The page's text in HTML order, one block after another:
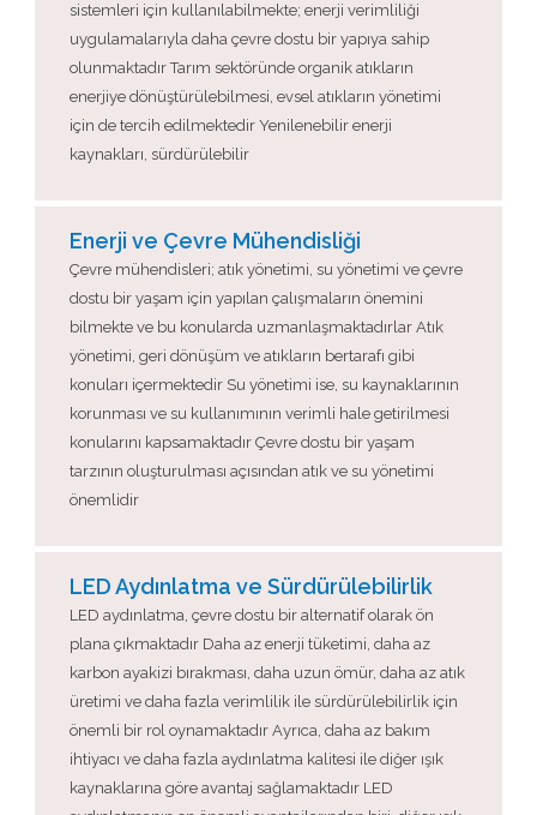
sistemleri için kullanılabilmekte; enerji verimliliği
uygulamalarıyla daha çevre dostu bir yapıya sahip
olunmaktadır Tarım sektöründe organik atıkların
enerjiye dönüştürülebilmesi, evsel atıkların yönetimi
için de tercih edilmektedir Yenilenebilir enerji
kaynakları, sürdürülebilir
Enerji ve Çevre Mühendisliği
Çevre mühendisleri; atık yönetimi, su yönetimi ve çevre
dostu bir yaşam için yapılan çalışmaların önemini
bilmekte ve bu konularda uzmanlaşmaktadırlar Atık
yönetimi, geri dönüşüm ve atıkların bertarafı gibi
konuları içermektedir Su yönetimi ise, su kaynaklarının
korunması ve su kullanımının verimli hale getirilmesi
konularını kapsamaktadır Çevre dostu bir yaşam
tarzının oluşturulması açısından atık ve su yönetimi
önemlidir
LED Aydınlatma ve Sürdürülebilirlik
LED aydınlatma, çevre dostu bir alternatif olarak ön
plana çıkmaktadır Daha az enerji tüketimi, daha az
karbon ayakizi bırakması, daha uzun ömür, daha az atık
üretimi ve daha fazla verimlilik ile sürdürülebilirlik için
önemli bir rol oynamaktadır Ayrıca, daha az bakım
ihtiyacı ve daha fazla aydınlatma kalitesi ile diğer ışık
kaynaklarına göre avantaj sağlamaktadır LED